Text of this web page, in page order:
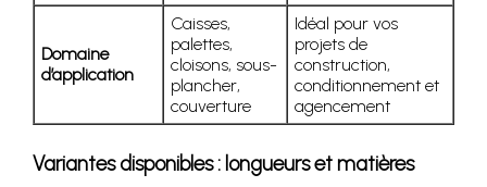
Domaine
d’application
Caisses,
palettes,
cloisons, sous-
plancher,
couverture
Idéal pour vos
projets de
construction,
conditionnement et
agencement
Variantes disponibles : longueurs et matières